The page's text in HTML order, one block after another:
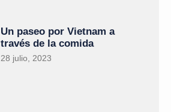
Un paseo por Vietnam a
través de la comida
28 julio, 2023